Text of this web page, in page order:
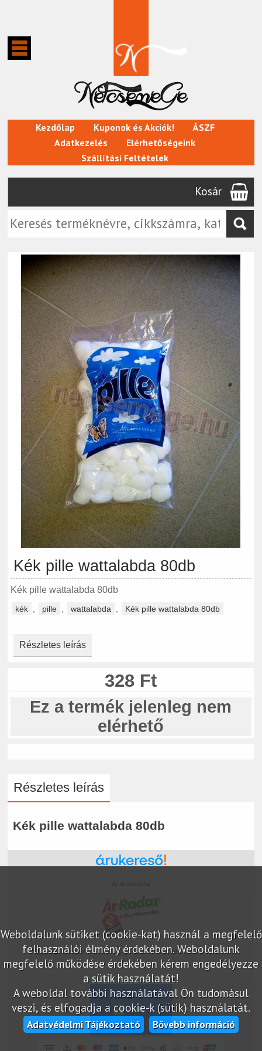
Kezdőlap Kuponok és Akciók!
ÁSZF
Adatkezelés
Elérhetőségeink
Szállítási Feltételek
Kosár
Kék pille wattalabda 80db
Kék pille wattalabda 80db
kék pille wattalabda Kék pille wattalabda 80db
Részletes leírás
328 Ft
Ez a termék jelenleg nem
elérhető
Részletes leírás
Kék pille wattalabda 80db
Weboldalunk sütiket (cookie-kat) használ a megfelelő
felhasználói élmény érdekében. Weboldalunk
megfelelő működése érdekében kérem engedélyezze
a sütik használatát!
A weboldal további használatával Ön tudomásul
veszi, és elfogadja a cookie-k (sütik) használatát.
Adatvédelmi Tájékoztató Bővebb információ
marketplace partner